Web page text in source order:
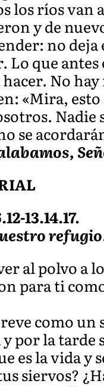
los ríos van
y de
no deja
Lo que
No
«Mira,
Nadie
se
13.14.17.
al polvo a
para ti
como
por la tarde
es la vida y
siervos?